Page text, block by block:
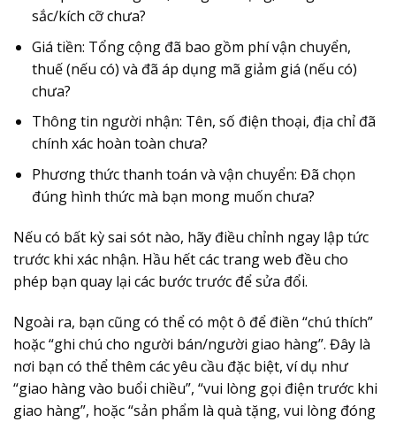
sắc/kích cỡ chưa?
Giá tiền: Tổng cộng đã bao gồm phí vận chuyển,
thuế (nếu có) và đã áp dụng mã giảm giá (nếu có)
chưa?
Thông tin người nhận: Tên, số điện thoại, địa chỉ đã
chính xác hoàn toàn chưa?
Phương thức thanh toán và vận chuyển: Đã chọn
đúng hình thức mà bạn mong muốn chưa?
Nếu có bất kỳ sai sót nào, hãy điều chỉnh ngay lập tức
trước khi xác nhận. Hầu hết các trang web đều cho
phép bạn quay lại các bước trước để sửa đổi.
Ngoài ra, bạn cũng có thể có một ô để điền “chú thích”
hoặc “ghi chú cho người bán/người giao hàng”. Đây là
nơi bạn có thể thêm các yêu cầu đặc biệt, ví dụ như
“giao hàng vào buổi chiều”, “vui lòng gọi điện trước khi
giao hàng”, hoặc “sản phẩm là quà tặng, vui lòng đóng